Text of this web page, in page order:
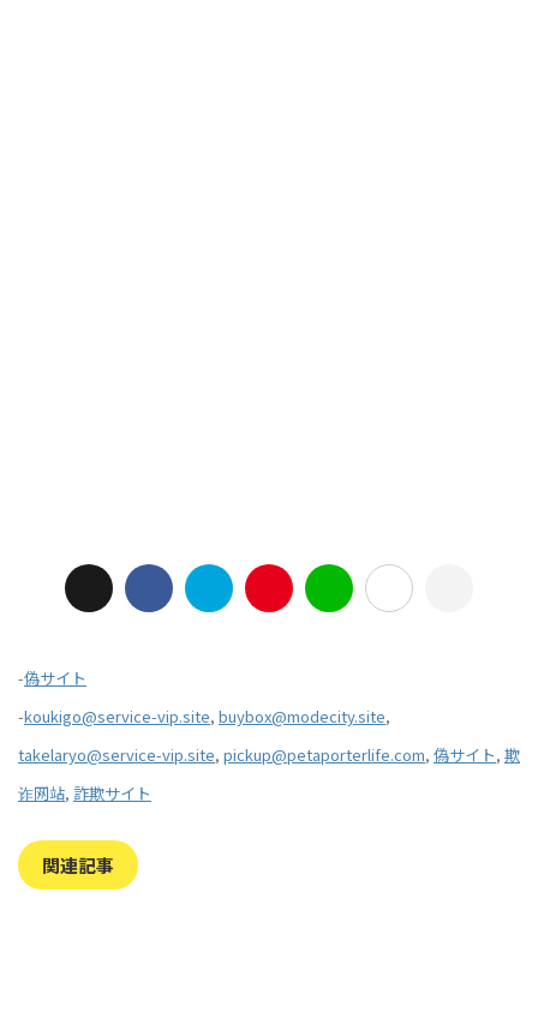
-偽サイト
-koukigo@service-vip.site, buybox@modecity.site,
takelaryo@service-vip.site, pickup@petaporterlife.com, 偽サイト, 欺
诈网站, 詐欺サイト
関連記事